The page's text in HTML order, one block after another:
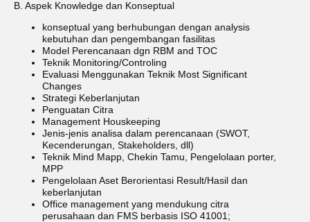
B. Aspek Knowledge dan Konseptual
konseptual yang berhubungan dengan analysis
kebutuhan dan pengembangan fasilitas
Model Perencanaan dgn RBM and TOC
Teknik Monitoring/Controling
Evaluasi Menggunakan Teknik Most Significant
Changes
Strategi Keberlanjutan
Penguatan Citra
Management Houskeeping
Jenis-jenis analisa dalam perencanaan (SWOT,
Kecenderungan, Stakeholders, dll)
Teknik Mind Mapp, Chekin Tamu, Pengelolaan porter,
MPP
Pengelolaan Aset Berorientasi Result/Hasil dan
keberlanjutan
Office management yang mendukung citra
perusahaan dan FMS berbasis ISO 41001;